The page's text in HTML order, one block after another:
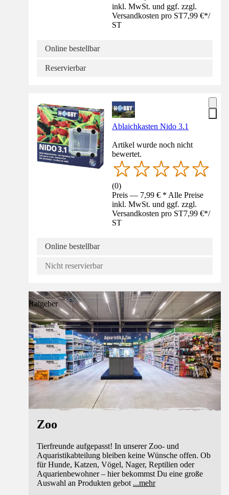
inkl. MwSt. und ggf. zzgl.
Versandkosten pro ST7,99 €*/
ST
Online bestellbar
Reservierbar
Ablaichkasten Nido 3.1
Artikel wurde noch nicht
bewertet.
(0)
Preis — 7,99 € * Alle Preise
inkl. MwSt. und ggf. zzgl.
Versandkosten pro ST7,99 €*/
ST
Online bestellbar
Nicht reservierbar
Ratgeber
Zoo
Tierfreunde aufgepasst! In unserer Zoo- und
Aquaristikabteilung bleiben keine Wünsche offen. Ob
für Hunde, Katzen, Vögel, Nager, Reptilien oder
Aquarienbewohner – hier bekommst Du eine große
Auswahl an Produkten gebot ...mehr